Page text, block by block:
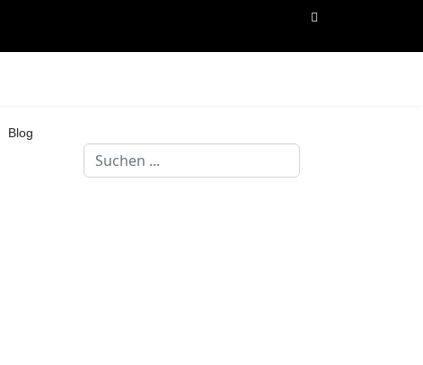
Blog
Suchen
...